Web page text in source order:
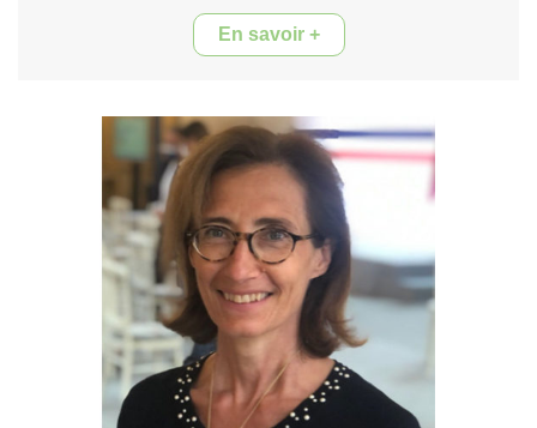
En savoir +